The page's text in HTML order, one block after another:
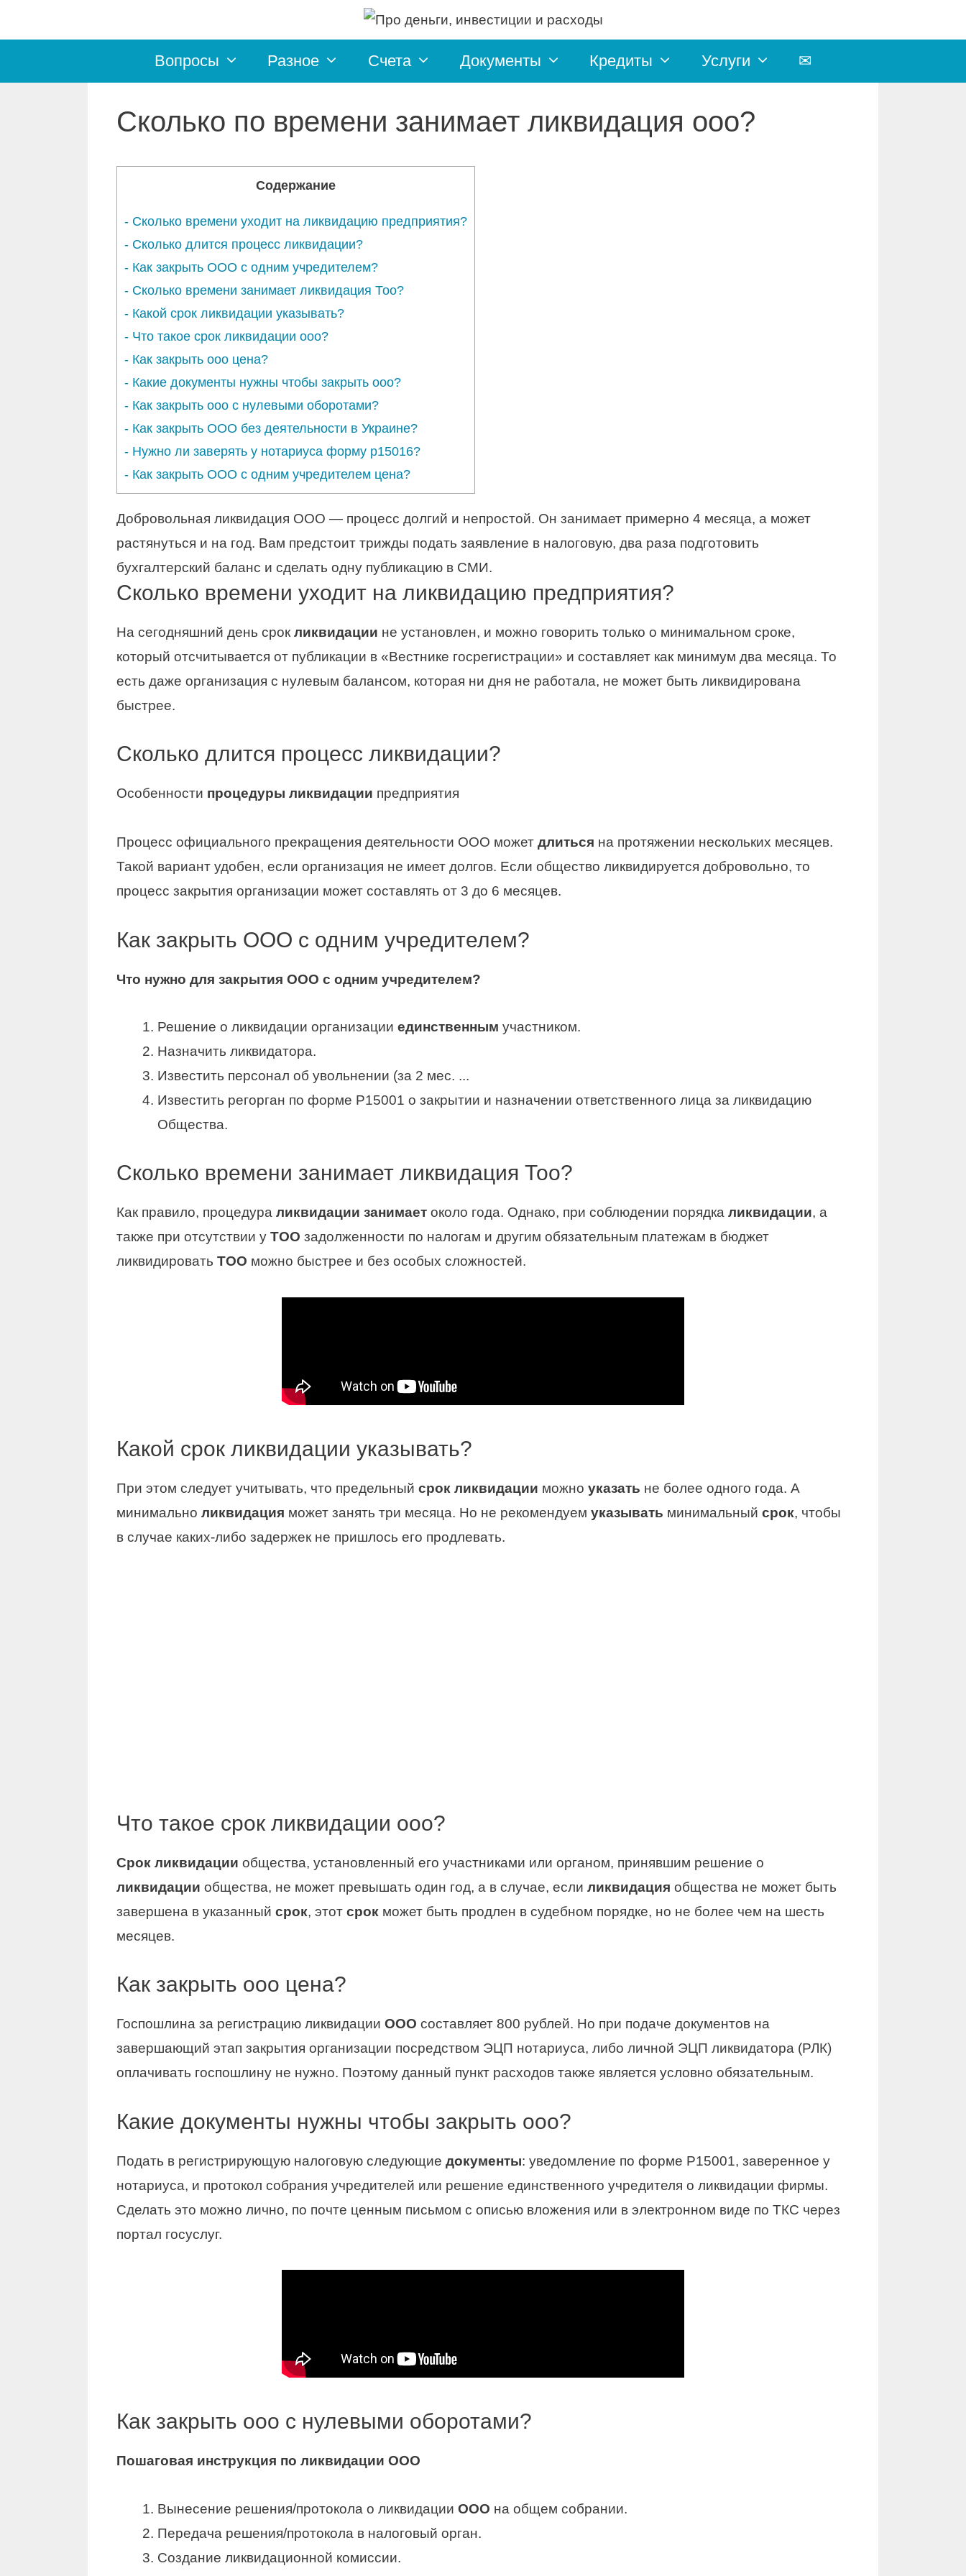
к
Вопросы Разное Счета Документы Кредиты Услуги ✉
Сколько по времени занимает ликвидация ооо?
Содержание
- Сколько времени уходит на ликвидацию предприятия?
- Сколько длится процесс ликвидации?
- Как закрыть ООО с одним учредителем?
- Сколько времени занимает ликвидация Тоо?
- Какой срок ликвидации указывать?
- Что такое срок ликвидации ооо?
- Как закрыть ооо цена?
- Какие документы нужны чтобы закрыть ооо?
- Как закрыть ооо с нулевыми оборотами?
- Как закрыть ООО без деятельности в Украине?
- Нужно ли заверять у нотариуса форму р15016?
- Как закрыть ООО с одним учредителем цена?
Добровольная ликвидация ООО — процесс долгий и непростой. Он занимает примерно 4 месяца, а может
растянуться и на год. Вам предстоит трижды подать заявление в налоговую, два раза подготовить
бухгалтерский баланс и сделать одну публикацию в СМИ.
Сколько времени уходит на ликвидацию предприятия?
На сегодняшний день срок ликвидации не установлен, и можно говорить только о минимальном сроке,
который отсчитывается от публикации в «Вестнике госрегистрации» и составляет как минимум два месяца. То
есть даже организация с нулевым балансом, которая ни дня не работала, не может быть ликвидирована
быстрее.
Сколько длится процесс ликвидации?
Особенности процедуры ликвидации предприятия
Процесс официального прекращения деятельности ООО может длиться на протяжении нескольких месяцев.
Такой вариант удобен, если организация не имеет долгов. Если общество ликвидируется добровольно, то
процесс закрытия организации может составлять от 3 до 6 месяцев.
Как закрыть ООО с одним учредителем?
Что нужно для закрытия ООО с одним учредителем?
Решение о ликвидации организации единственным участником.
Назначить ликвидатора.
Известить персонал об увольнении (за 2 мес. ...
Известить регорган по форме Р15001 о закрытии и назначении ответственного лица за ликвидацию
Общества.
Сколько времени занимает ликвидация Тоо?
Как правило, процедура ликвидации занимает около года. Однако, при соблюдении порядка ликвидации, а
также при отсутствии у ТОО задолженности по налогам и другим обязательным платежам в бюджет
ликвидировать ТОО можно быстрее и без особых сложностей.
Какой срок ликвидации указывать?
При этом следует учитывать, что предельный срок ликвидации можно указать не более одного года. А
минимально ликвидация может занять три месяца. Но не рекомендуем указывать минимальный срок, чтобы
в случае каких-либо задержек не пришлось его продлевать.
Что такое срок ликвидации ооо?
Срок ликвидации общества, установленный его участниками или органом, принявшим решение о
ликвидации общества, не может превышать один год, а в случае, если ликвидация общества не может быть
завершена в указанный срок, этот срок может быть продлен в судебном порядке, но не более чем на шесть
месяцев.
Как закрыть ооо цена?
Госпошлина за регистрацию ликвидации ООО составляет 800 рублей. Но при подаче документов на
завершающий этап закрытия организации посредством ЭЦП нотариуса, либо личной ЭЦП ликвидатора (РЛК)
оплачивать госпошлину не нужно. Поэтому данный пункт расходов также является условно обязательным.
Какие документы нужны чтобы закрыть ооо?
Подать в регистрирующую налоговую следующие документы: уведомление по форме Р15001, заверенное у
нотариуса, и протокол собрания учредителей или решение единственного учредителя о ликвидации фирмы.
Сделать это можно лично, по почте ценным письмом с описью вложения или в электронном виде по ТКС через
портал госуслуг.
Как закрыть ооо с нулевыми оборотами?
Пошаговая инструкция по ликвидации ООО
Вынесение решения/протокола о ликвидации ООО на общем собрании.
Передача решения/протокола в налоговый орган.
Создание ликвидационной комиссии.